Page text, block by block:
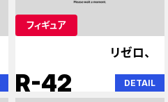
フィギュア
リゼロ、
R-42 DETAIL